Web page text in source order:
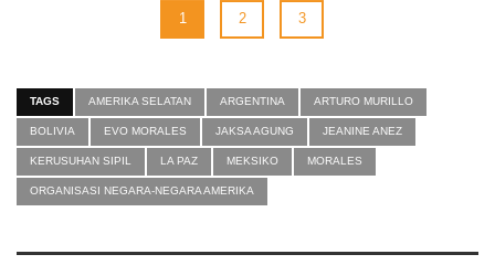
1 2 3
TAGS AMERIKA SELATAN ARGENTINA ARTURO MURILLO
BOLIVIA EVO MORALES JAKSA AGUNG JEANINE ANEZ
KERUSUHAN SIPIL LA PAZ MEKSIKO MORALES
ORGANISASI NEGARA-NEGARA AMERIKA